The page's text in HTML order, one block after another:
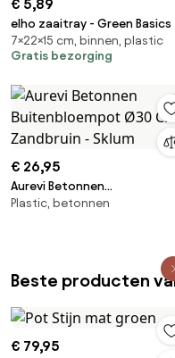
€ 5,89
elho zaaitray - Green Basics
22cm x 15cm x 7cm - Groen
7×22×15 cm, binnen, plastic
Gratis bezorging
€ 26,95
Aurevi Betonnen
Buitenbloempot Ø30 Cm &
Plastic, betonnen
Beste producten
€ 79,95